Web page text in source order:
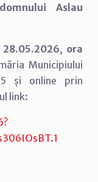
Aslau
28.05.2026, ora
Municipiului
și online prin
link: